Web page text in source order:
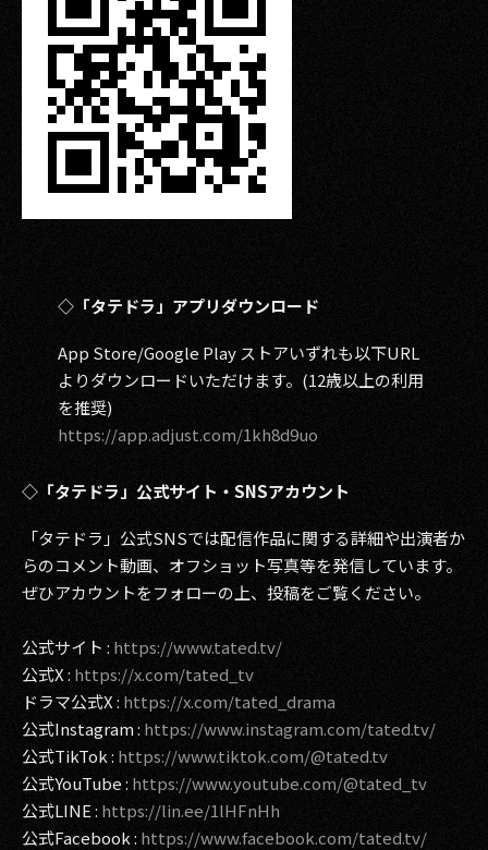
◇「タテドラ」アプリダウンロード
App Store/Google Play ストアいずれも以下URL
よりダウンロードいただけます。(12歳以上の利用
を推奨)
https://app.adjust.com/1kh8d9uo
◇「タテドラ」公式サイト・SNSアカウント
「タテドラ」公式SNSでは配信作品に関する詳細や出演者か
らのコメント動画、オフショット写真等を発信しています。
ぜひアカウントをフォローの上、投稿をご覧ください。
公式サイト : https://www.tated.tv/
公式X : https://x.com/tated_tv
ドラマ公式X : https://x.com/tated_drama
公式Instagram : https://www.instagram.com/tated.tv/
公式TikTok : https://www.tiktok.com/@tated.tv
公式YouTube : https://www.youtube.com/@tated_tv
公式LINE : https://lin.ee/1lHFnHh
公式Facebook : https://www.facebook.com/tated.tv/